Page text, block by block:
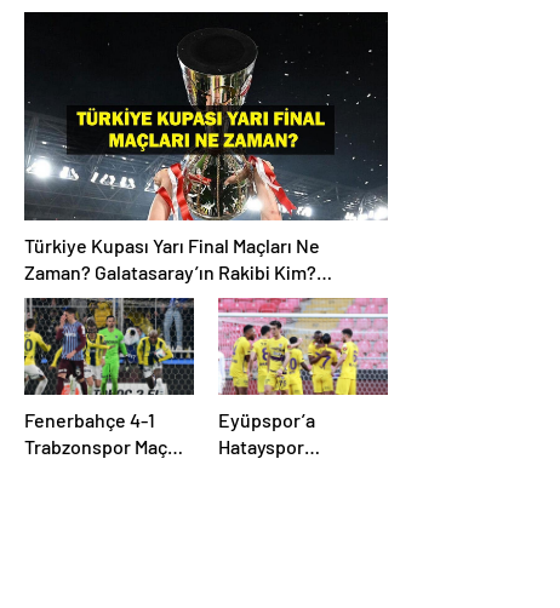
açıklama!
açıklaması
Türkiye Kupası Yarı Final Maçları Ne
Zaman? Galatasaray’ın Rakibi Kim?
Trabzonspor’un Rakibi Kim? ZTK Yarı
Finalistler Belli Oldu
Fenerbahçe 4-1
Trabzonspor Maç
Eyüpspor’a
Hatayspor